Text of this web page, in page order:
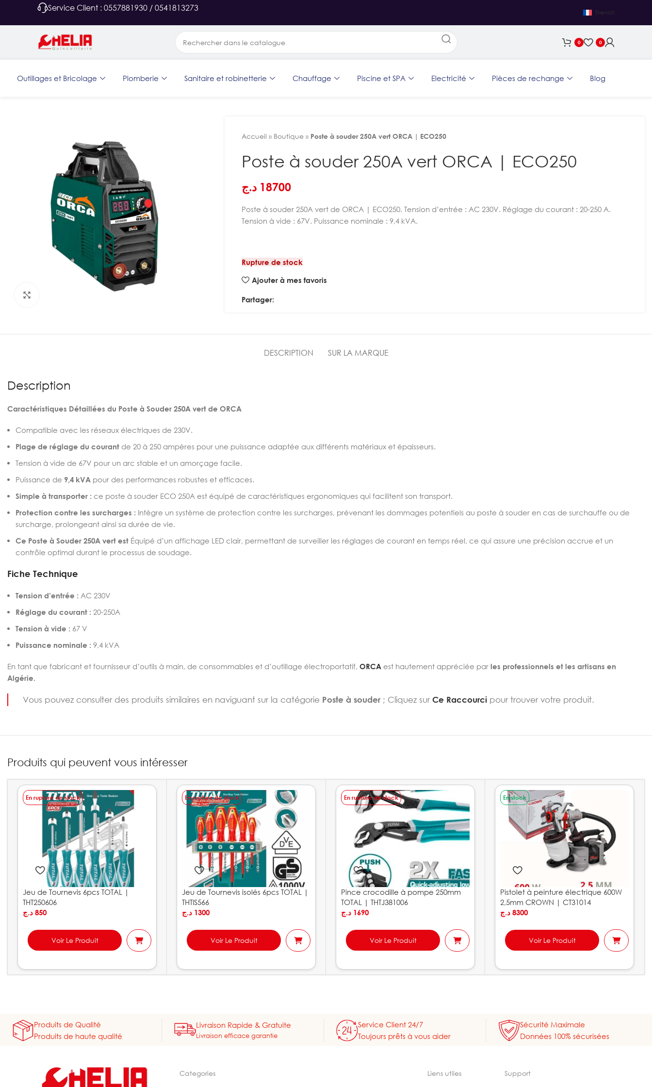
Service Client : 0557881930 / 0541813273 French
0 0
Outillages et Bricolage Plomberie Sanitaire et robinetterie Chauffage Piscine et SPA Electricité Pièces de rechange Blog
Accueil » Boutique » Poste à souder 250A vert ORCA | ECO250
Poste à souder 250A vert ORCA | ECO250
18700 د.ج
Poste à souder 250A vert de ORCA | ECO250. Tension d’entrée : AC 230V. Réglage du courant : 20-250 A.
Tension à vide : 67V. Puissance nominale : 9,4 kVA.
Rupture de stock
Ajouter à mes favoris
Partager:
DESCRIPTION SUR LA MARQUE
Description
Caractéristiques Détaillées du Poste à Souder 250A vert de ORCA
Compatible avec les réseaux électriques de 230V.
Plage de réglage du courant de 20 à 250 ampères pour une puissance adaptée aux différents matériaux et épaisseurs.
Tension à vide de 67V pour un arc stable et un amorçage facile.
Puissance de 9,4 kVA pour des performances robustes et efficaces.
Simple à transporter : ce poste à souder ECO 250A est équipé de caractéristiques ergonomiques qui facilitent son transport.
Protection contre les surcharges : Intègre un système de protection contre les surcharges, prévenant les dommages potentiels au poste à souder en cas de surchauffe ou de
surcharge, prolongeant ainsi sa durée de vie.
Ce Poste à Souder 250A vert est Équipé d’un affichage LED clair, permettant de surveiller les réglages de courant en temps réel, ce qui assure une précision accrue et un
contrôle optimal durant le processus de soudage.
Fiche Technique
Tension d’entrée : AC 230V
Réglage du courant : 20-250A
Tension à vide : 67 V
Puissance nominale : 9,4 kVA
En tant que fabricant et fournisseur d’outils à main, de consommables et d’outillage électroportatif, ORCA est hautement appréciée par les professionnels et les artisans en
Algérie.
Vous pouvez consulter des produits similaires en naviguant sur la catégorie Poste à souder; Cliquez sur Ce Raccourci pour trouver votre produit.
Produits qui peuvent vous intéresser
En rupture de stock
Jeu de Tournevis 6pcs TOTAL |
THT250606
850 د.ج
Voir Le Produit
En rupture de stock
Jeu de Tournevis isolés 6pcs TOTAL |
THTIS566
1300 د.ج
Voir Le Produit
En rupture de stock
Pince crocodille à pompe 250mm
TOTAL | THTJ381006
1690 د.ج
Voir Le Produit
En stock
Pistolet à peinture électrique 600W
2,5mm CROWN | CT31014
8300 د.ج
Voir Le Produit
Produits de Qualité
Produits de haute qualité
Livraison Rapide & Gratuite
Livraison efficace garantie
Service Client 24/7
Toujours prêts à vous aider
Sécurité Maximale
Données 100% sécurisées
Categories
Liens utiles
Support